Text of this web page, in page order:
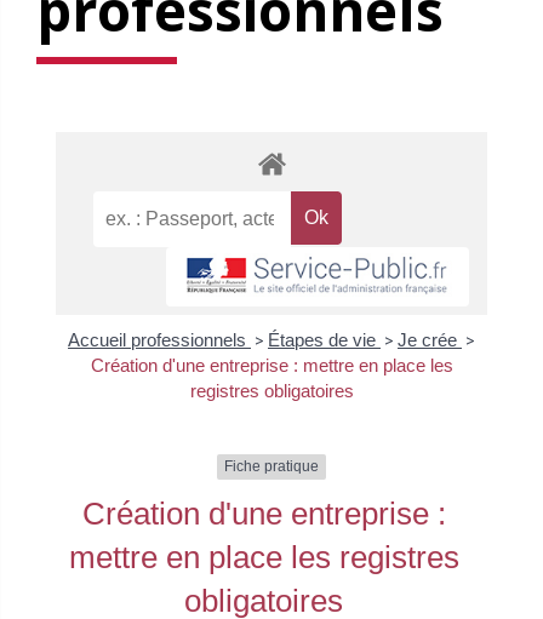
Accueil professionnels > Étapes de vie > Je crée >
Création d'une entreprise : mettre en place les
registres obligatoires
Fiche pratique
Création d'une entreprise :
mettre en place les registres
obligatoires